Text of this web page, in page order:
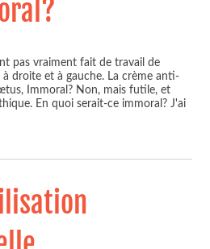
pas vraiment fait de travail de
droite et à gauche. La crème anti-
Immoral? Non, mais futile, et
En quoi serait-ce immoral? J'ai